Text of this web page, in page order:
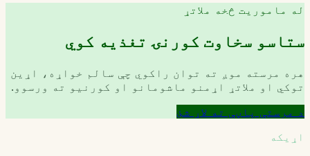
له ماموریت څخه ملاتړ
ستاسو سخاوت کورنۍ تغذیه کوي
هره مرسته موږ ته توان راکوي چې سالم خواړه، اړین
توکي او ملاتړ اړمنو ماشومانو او کورنیو ته ورسوو.
د مرستې پاڼې ته لاړ شئ
اړیکه